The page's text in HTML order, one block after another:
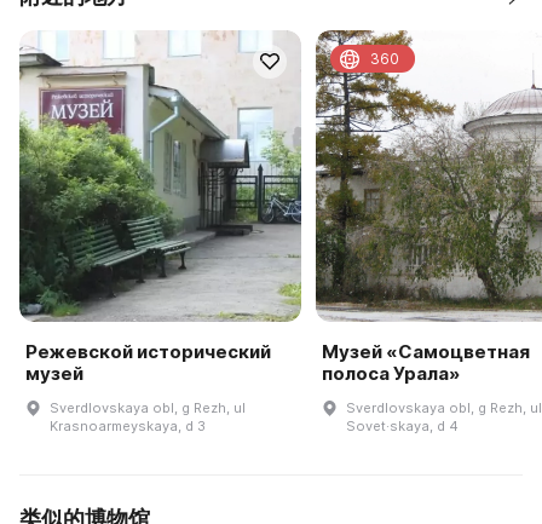
Режевской исторический
музей
Sverdlovskaya obl, g Rezh, ul
Krasnoarmeyskaya, d 3
Музей «Самоцветная
полоса Урала»
Sverdlovskaya obl, g Rezh, ul
Sovet·skaya, d 4
360
类似的博物馆